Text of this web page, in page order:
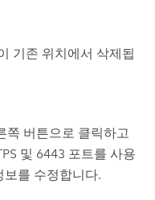
기존 위치에서 삭제됩
쪽 버튼으로 클릭하고
및 6443 포트를 사용
를 수정합니다.